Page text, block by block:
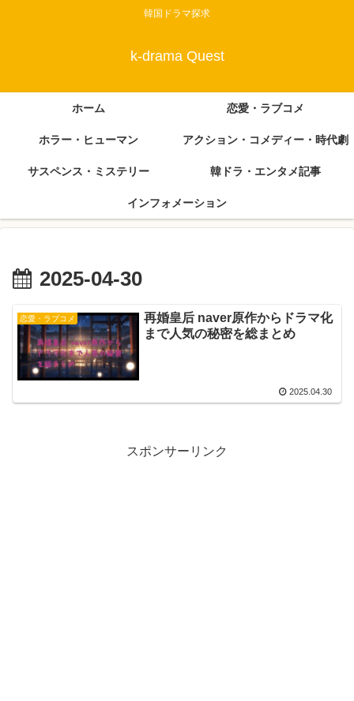
韓国ドラマ探求
k-drama Quest
ホーム 恋愛・ラブコメ
ホラー・ヒューマン アクション・コメディー・時代劇
サスペンス・ミステリー 韓ドラ・エンタメ記事
インフォメーション
2025-04-30
恋愛・ラブコメ
再婚皇后 naver原作からドラマ化
まで人気の秘密を総まとめ
2025.04.30
スポンサーリンク